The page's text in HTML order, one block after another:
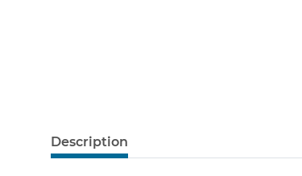
Description